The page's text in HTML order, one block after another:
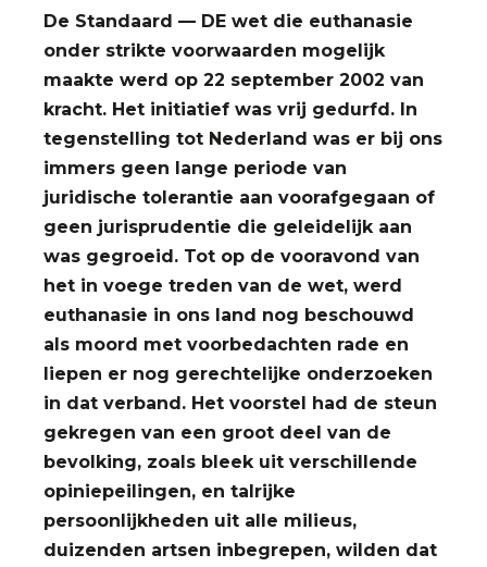
De Standaard — DE wet die euthanasie
onder strikte voorwaarden mogelijk
maakte werd op 22 september 2002 van
kracht. Het initiatief was vrij gedurfd. In
tegenstelling tot Nederland was er bij ons
immers geen lange periode van
juridische tolerantie aan voorafgegaan of
geen jurisprudentie die geleidelijk aan
was gegroeid. Tot op de vooravond van
het in voege treden van de wet, werd
euthanasie in ons land nog beschouwd
als moord met voorbedachten rade en
liepen er nog gerechtelijke onderzoeken
in dat verband. Het voorstel had de steun
gekregen van een groot deel van de
bevolking, zoals bleek uit verschillende
opiniepeilingen, en talrijke
persoonlijkheden uit alle milieus,
duizenden artsen inbegrepen, wilden dat